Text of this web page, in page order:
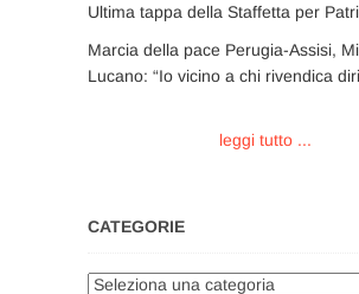
Ultima tappa della Staffetta per
Marcia della pace Perugia-Assisi,
Lucano: “Io vicino a chi rivendica
leggi tutto ...
CATEGORIE
Categorie